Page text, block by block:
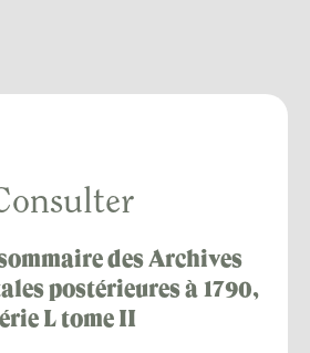
des Archives
postérieures à 1790,
L tome II